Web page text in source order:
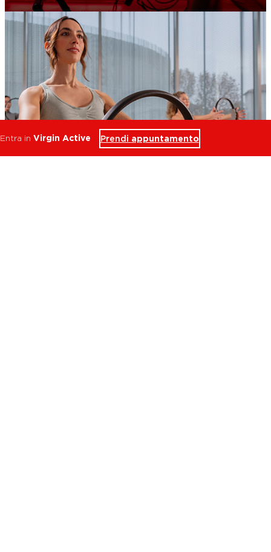
Entra in Virgin Active Prendi appuntamento